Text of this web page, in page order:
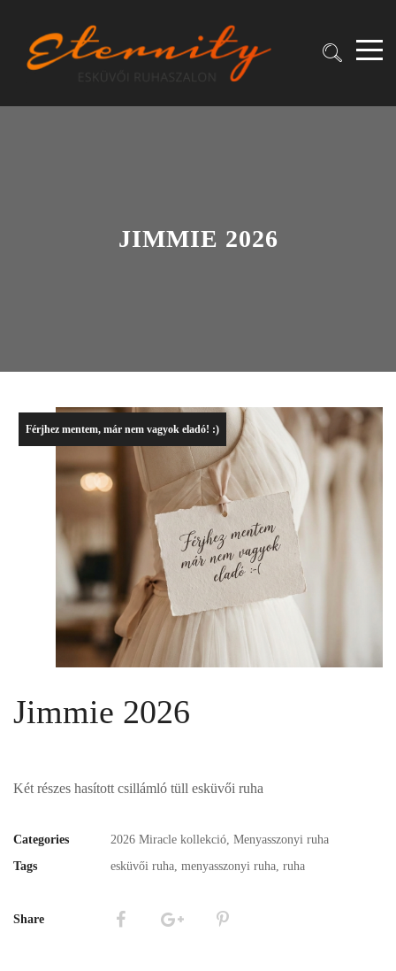
JIMMIE 2026
Férjhez mentem, már nem vagyok eladó! :)
Jimmie 2026
Két részes hasított csillámló tüll esküvői ruha
Categories 2026 Miracle kollekció, Menyasszonyi ruha
Tags
esküvői ruha, menyasszonyi ruha, ruha
Share